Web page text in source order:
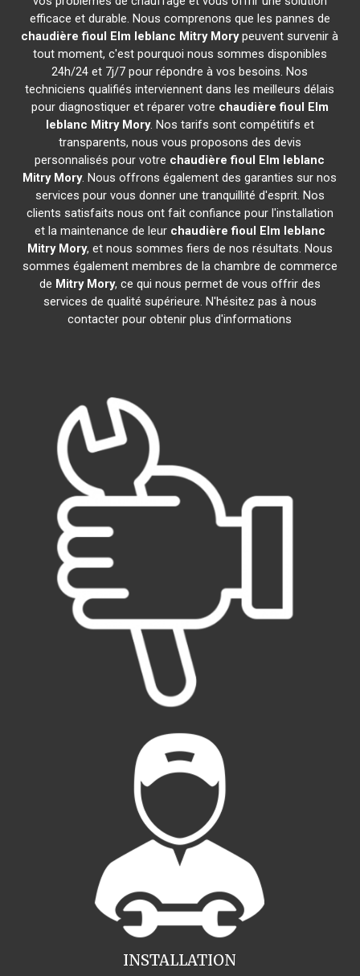
efficace et durable. Nous comprenons que les pannes de
chaudière fioul Elm leblanc Mitry Morypeuvent survenir à
tout moment, c'est pourquoi nous sommes disponibles
24h/24 et 7j/7 pour répondre à vos besoins. Nos
techniciens qualifiés interviennent dans les meilleurs délais
pour diagnostiquer et réparer votre chaudière fioul Elm
leblanc Mitry Mory. Nos tarifs sont compétitifs et
transparents, nous vous proposons des devis
personnalisés pour votre chaudière fioul Elm leblanc
Mitry Mory. Nous offrons également des garanties sur nos
services pour vous donner une tranquillité d'esprit. Nos
clients satisfaits nous ont fait confiance pour l'installation
et la maintenance de leur chaudière fioul Elm leblanc
Mitry Mory, et nous sommes fiers de nos résultats. Nous
sommes également membres de la chambre de commerce
de Mitry Mory, ce qui nous permet de vous offrir des
services de qualité supérieure. N'hésitez pas à nous
contacter pour obtenir plus d'informations
INSTALLATION